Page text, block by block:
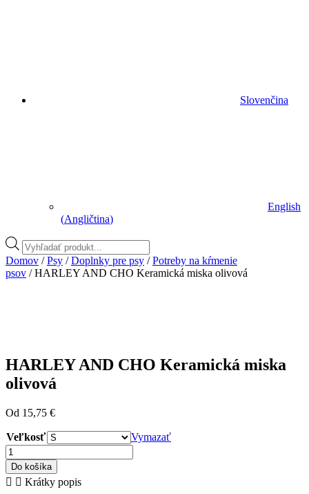
Slovenčina
English
(Angličtina)
Vyhľadávanie
produktov
Domov /Psy /Doplnky pre psy /Potreby na kŕmenie
psov / HARLEY AND CHO Keramická miska olivová
HARLEY AND CHO Keramická miska
olivová
Od 15,75 €
Veľkosť
Vymazať
množstvo
HARLEY
AND
CHO
Do košíka
Krátky popis